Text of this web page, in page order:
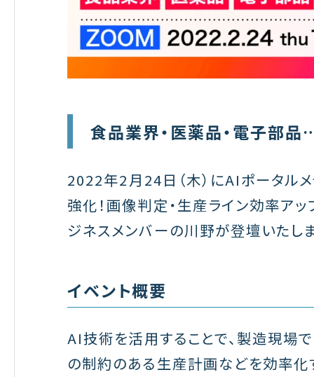
食品業界・医薬品・電子部
2022年2月24日（木）にAIポータル
強化！画像判定・生産ライン効率ア
ジネスメンバーの川野が登壇いたし
イベント概要
AI技術を活用することで、製造現場
の制約のある生産計画などを効率化